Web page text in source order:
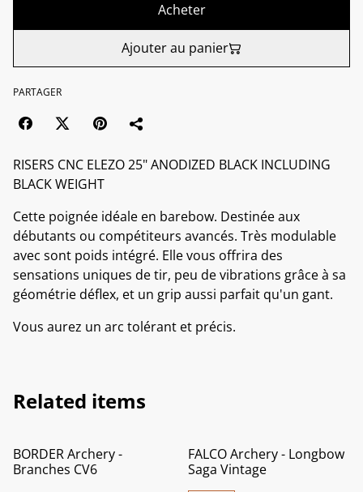
Acheter
Ajouter au panier
PARTAGER
RISERS CNC ELEZO 25" ANODIZED BLACK INCLUDING
BLACK WEIGHT
Cette poignée idéale en barebow. Destinée aux
débutants ou compétiteurs avancés. Très modulable
avec sont poids intégré. Elle vous offrira des
sensations uniques de tir, peu de vibrations grâce à sa
géométrie déflex, et un grip aussi parfait qu'un gant.
Vous aurez un arc tolérant et précis.
Related items
BORDER Archery -
Branches CV6
FALCO Archery - Longbow
Saga Vintage